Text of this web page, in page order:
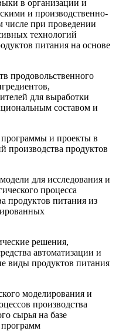
в организации и
и производственно-
числе при проведении
технологий
питания на основе
продовольственного
для выработки
составом и
и проекты в
производства продуктов
для исследования и
процесса
продуктов питания из
решения,
автоматизации и
виды продуктов питания
моделирования и
производства
сырья на базе